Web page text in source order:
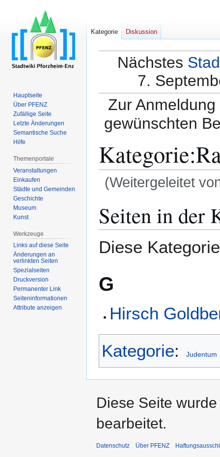
Nächstes
7.
Zur
gewünschten
Kategorie:
(Weitergeleitet
Navigation
springen
Suche
springen
Seiten in der
Diese
G
Hirsch
Kategorie: Judentum
Kategorie Diskussion
Hauptseite
Über PFENZ
Zufällige Seite
Letzte Änderungen
Semantische Suche
Hilfe
Themenportale
Veranstaltungen
Einkaufen
Städte und Gemeinden
Geschichte
Museum
Kunst
Werkzeuge
Links auf diese Seite
Änderungen an
verlinkten Seiten
Spezialseiten
Druckversion
Permanenter Link
Seiten­­informationen
Attribute anzeigen
Diese Seite
bearbeitet.
Datenschutz Über PFENZ